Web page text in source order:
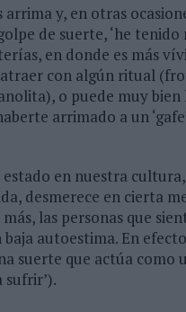
arrima y, en otras
de suerte, ‘he
en donde es más
con algún ritual
o puede muy bien
arrimado a un
estado en nuestra
desmerece en cierta
las personas que
autoestima. En
suerte que actúa como
sufrir’).